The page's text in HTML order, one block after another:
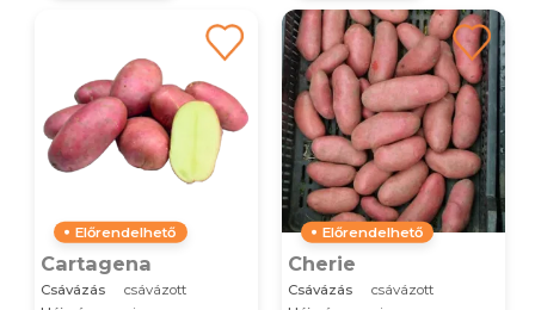
Előrendelhető
Cartagena
Csávázás
csávázott
Előrendelhető
Cherie
Csávázás
csávázott